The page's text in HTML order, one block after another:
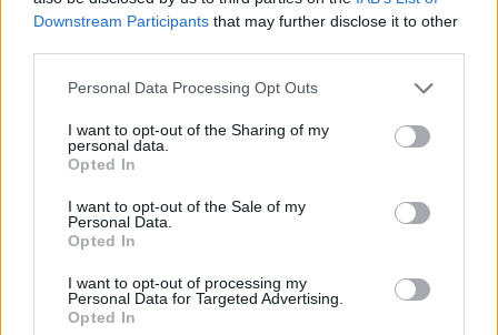
Downstream Participants that may further disclose it to other
Personal Data Processing Opt Outs
I want to opt-out of the Sharing of my
personal data.
Opted In
I want to opt-out of the Sale of my
Personal Data.
Opted In
I want to opt-out of processing my
Personal Data for Targeted Advertising.
Opted In
όφελος 2.000…